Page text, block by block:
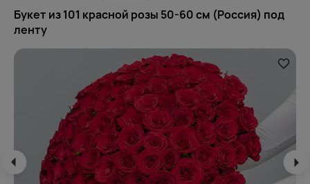
Букет из 101 красной розы 50-60 см (Россия) под
ленту